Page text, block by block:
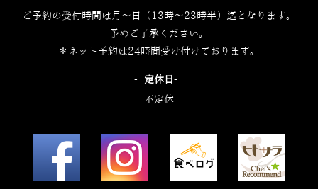
ご予約の受付時間は月～日（13時～23時半）迄となります。
予めご了承ください。
＊ネット予約は24時間受け付けております。
‐定休日‐
不定休